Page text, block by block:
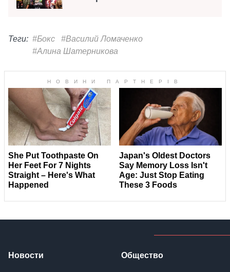
Теги: #Бокс
#Василий Ломаченко
#Алина Шатерникова
Новости Общество